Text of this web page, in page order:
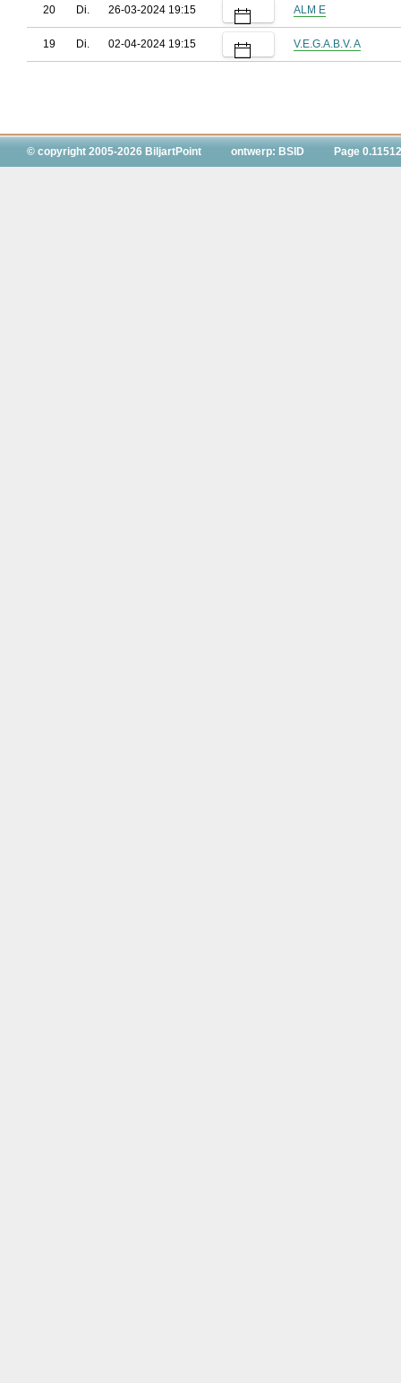
20 Di. 26-03-2024 19:15 ALM E
19 Di. 02-04-2024 19:15 V.E.G.A.B.V. A
© copyright 2005-2026 BiljartPoint ontwerp: BSID Page